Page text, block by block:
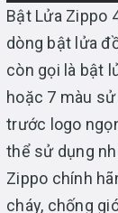
Bật Lửa Zippo
dòng bật lửa
còn gọi là bật
hoặc 7 màu
trước logo
thể sử dụng
Zippo chính
cháy, chống